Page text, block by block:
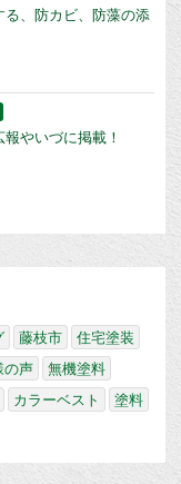
、防カビ、防藻の添
やいづに掲載！
藤枝市
住宅塗装
の声
無機塗料
カラーベスト
塗料